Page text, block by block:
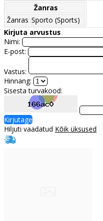
Žanras
Žanras Sporto (Sports)
Kirjuta arvustus
Nimi:
E-post:
Vastus:
Hinnang:
Sisesta turvakood:
Kirjutage
Hiljuti vaadatud Kõik üksused